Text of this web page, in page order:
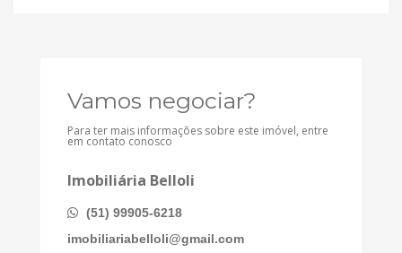
Vamos negociar?
Para ter mais informações sobre este imóvel, entre
em contato conosco
Imobiliária Belloli
(51) 99905-6218
imobiliariabelloli@gmail.com